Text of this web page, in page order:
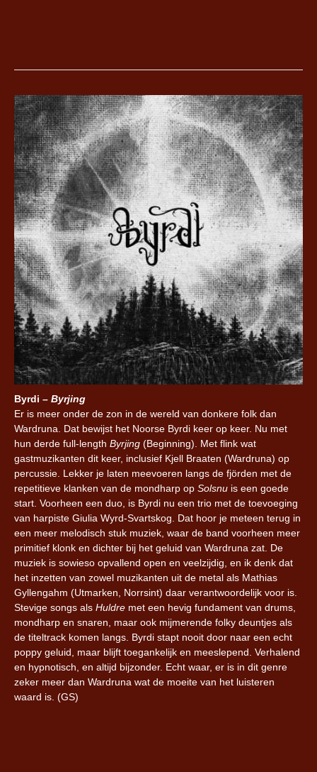
Byrdi – Byrjing
Er is meer onder de zon in de wereld van donkere folk dan
Wardruna. Dat bewijst het Noorse Byrdi keer op keer. Nu met
hun derde full-length Byrjing (Beginning). Met flink wat
gastmuzikanten dit keer, inclusief Kjell Braaten (Wardruna) op
percussie. Lekker je laten meevoeren langs de fjörden met de
repetitieve klanken van de mondharp op Solsnu is een goede
start. Voorheen een duo, is Byrdi nu een trio met de toevoeging
van harpiste Giulia Wyrd-Svartskog. Dat hoor je meteen terug in
een meer melodisch stuk muziek, waar de band voorheen meer
primitief klonk en dichter bij het geluid van Wardruna zat. De
muziek is sowieso opvallend open en veelzijdig, en ik denk dat
het inzetten van zowel muzikanten uit de metal als Mathias
Gyllengahm (Utmarken, Norrsint) daar verantwoordelijk voor is.
Stevige songs als Huldre met een hevig fundament van drums,
mondharp en snaren, maar ook mijmerende folky deuntjes als
de titeltrack komen langs. Byrdi stapt nooit door naar een echt
poppy geluid, maar blijft toegankelijk en meeslepend. Verhalend
en hypnotisch, en altijd bijzonder. Echt waar, er is in dit genre
zeker meer dan Wardruna wat de moeite van het luisteren
waard is. (GS)